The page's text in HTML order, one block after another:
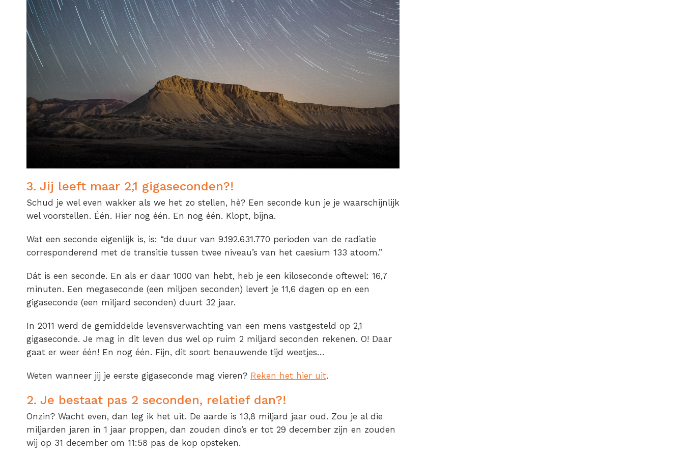
3. Jij leeft maar 2,1 gigaseconden?!
Schud je wel even wakker als we het zo stellen, hè? Een seconde kun je je waarschijnlijk
wel voorstellen. Één. Hier nog één. En nog één. Klopt, bijna.
Wat een seconde eigenlijk is, is: “de duur van 9.192.631.770 perioden van de radiatie
corresponderend met de transitie tussen twee niveau’s van het caesium 133 atoom.”
Dát is een seconde. En als er daar 1000 van hebt, heb je een kiloseconde oftewel: 16,7
minuten. Een megaseconde (een miljoen seconden) levert je 11,6 dagen op en een
gigaseconde (een miljard seconden) duurt 32 jaar.
In 2011 werd de gemiddelde levensverwachting van een mens vastgesteld op 2,1
gigaseconde. Je mag in dit leven dus wel op ruim 2 miljard seconden rekenen. O! Daar
gaat er weer één! En nog één. Fijn, dit soort benauwende tijd weetjes…
Weten wanneer jij je eerste gigaseconde mag vieren? Reken het hier uit.
2. Je bestaat pas 2 seconden, relatief dan?!
Onzin? Wacht even, dan leg ik het uit. De aarde is 13,8 miljard jaar oud. Zou je al die
miljarden jaren in 1 jaar proppen, dan zouden dino’s er tot 29 december zijn en zouden
wij op 31 december om 11:58 pas de kop opsteken.